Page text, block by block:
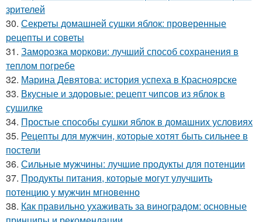
зрителей
30. Секреты домашней сушки яблок: проверенные
рецепты и советы
31. Заморозка моркови: лучший способ сохранения в
теплом погребе
32. Марина Девятова: история успеха в Красноярске
33. Вкусные и здоровые: рецепт чипсов из яблок в
сушилке
34. Простые способы сушки яблок в домашних условиях
35. Рецепты для мужчин, которые хотят быть сильнее в
постели
36. Сильные мужчины: лучшие продукты для потенции
37. Продукты питания, которые могут улучшить
потенцию у мужчин мгновенно
38. Как правильно ухаживать за виноградом: основные